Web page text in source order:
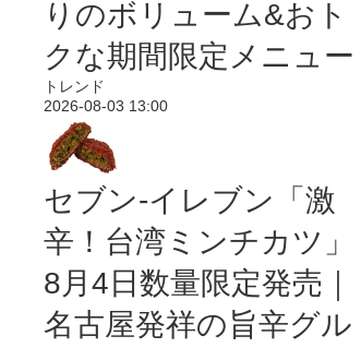
りのボリューム&おト
クな期間限定メニュー
トレンド
2026-08-03 13:00
セブン-イレブン「激
辛！台湾ミンチカツ」
8月4日数量限定発売｜
名古屋発祥の旨辛グル